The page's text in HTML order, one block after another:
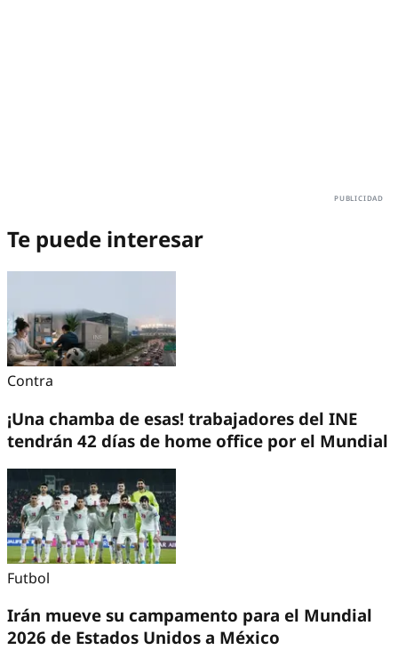
Te puede interesar
Contra
¡Una chamba de esas! trabajadores del INE
tendrán 42 días de home office por el Mundial
Futbol
Irán mueve su campamento para el Mundial
2026 de Estados Unidos a México